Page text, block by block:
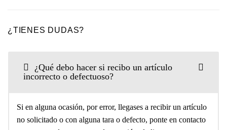
¿TIENES DUDAS?
¿Qué debo hacer si recibo un artículo
incorrecto o defectuoso?
Si en alguna ocasión, por error, llegases a recibir un artículo
no solicitado o con alguna tara o defecto, ponte en contacto